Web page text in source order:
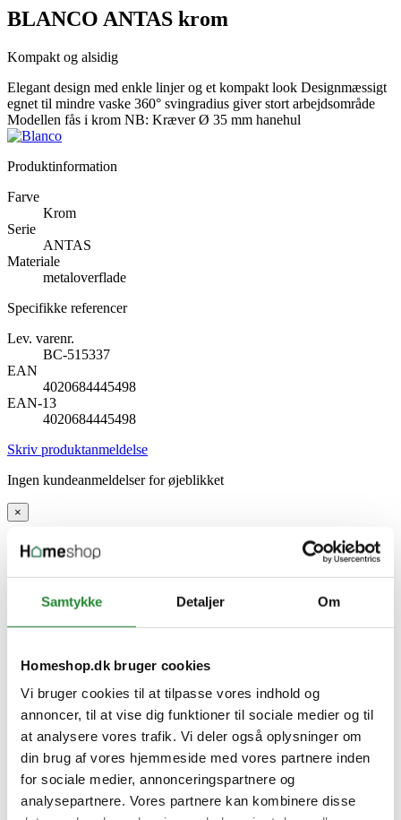
Samtykke Detaljer Om
Homeshop.dk bruger cookies
Vi bruger cookies til at tilpasse vores indhold og
annoncer, til at vise dig funktioner til sociale medier og til
at analysere vores trafik. Vi deler også oplysninger om
din brug af vores hjemmeside med vores partnere inden
for sociale medier, annonceringspartnere og
analysepartnere. Vores partnere kan kombinere disse
BLANCO ANTAS krom
Kompakt og alsidig
Elegant design med enkle linjer og et kompakt look Designmæssigt
egnet til mindre vaske 360° svingradius giver stort arbejdsområde
Modellen fås i krom NB: Kræver Ø 35 mm hanehul
Produktinformation
Farve
Krom
Serie
ANTAS
Materiale
metaloverflade
Specifikke referencer
Lev. varenr.
BC-515337
EAN
4020684445498
EAN-13
4020684445498
Skriv produktanmeldelse
Ingen kundeanmeldelser for øjeblikket
×
BLANCO ANTAS køkkenarmatur metaloverflade i